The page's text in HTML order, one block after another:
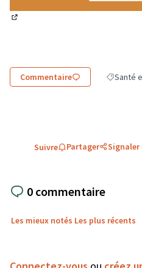
Commentaire Filtrer
Santé
Suivre Partager
0 commentaire
Les mieux notés Les plus récents